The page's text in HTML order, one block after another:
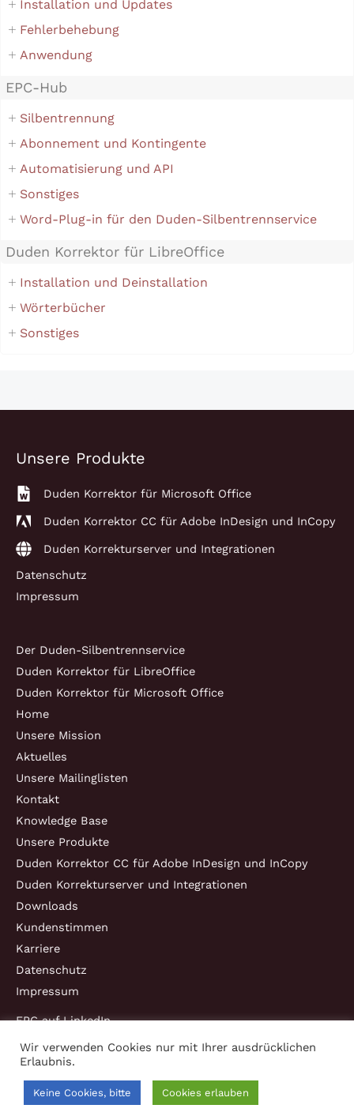
Installation und Updates
Fehlerbehebung
Anwendung
EPC-Hub
Silbentrennung
Abonnement und Kontingente
Automatisierung und API
Sonstiges
Word-Plug-in für den Duden-Silbentrennservice
Duden Korrektor für LibreOffice
Installation und Deinstallation
Wörterbücher
Sonstiges
Unsere Produkte
Duden Korrektor für Microsoft Office
Duden Korrektor CC für Adobe InDesign und InCopy
Duden Korrekturserver und Integrationen
Datenschutz
Impressum
Der Duden-Silbentrennservice
Duden Korrektor für LibreOffice
Duden Korrektor für Microsoft Office
Home
Unsere Mission
Aktuelles
Unsere Mailinglisten
Kontakt
Knowledge Base
Unsere Produkte
Duden Korrektor CC für Adobe InDesign und InCopy
Duden Korrekturserver und Integrationen
Downloads
Kundenstimmen
Karriere
Datenschutz
Impressum
EPC auf LinkedIn
Wir verwenden Cookies nur mit Ihrer ausdrücklichen
Erlaubnis.
Keine Cookies, bitte Cookies erlauben